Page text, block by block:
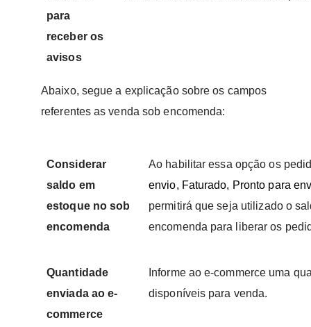
para
receber os
avisos
Abaixo, segue a explicação sobre os campos
referentes as venda sob encomenda:
Considerar
saldo em
estoque no sob
encomenda
Ao habilitar essa opção os
envio, Faturado, Pronto para
permitirá que seja utilizado o
encomenda para liberar os
Quantidade
enviada ao e-
commerce
Informe ao e-commerce uma
disponíveis para venda.